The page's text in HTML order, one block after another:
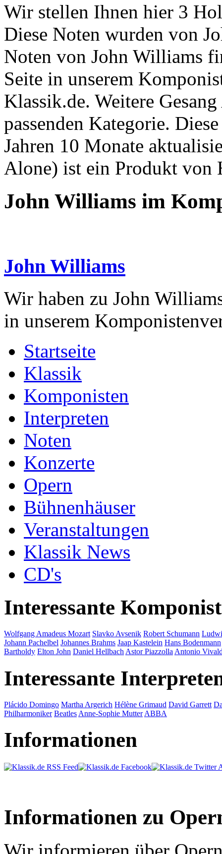
Wir stellen Ihnen hier 3
Diese Noten wurden von
Noten von John Williams
Seite in unserem
Klassik.de. Weitere
passenden Kategorie.
Jahren 10 Monate
Alone) ist ein Produkt
John Williams im
John Williams
Wir haben zu John
in unserem
Startseite
Klassik
Komponisten
Interpreten
Noten
Konzerte
Opern
Bühnenhäuser
Veranstaltungen
Klassik News
CD's
Interessante
Wolfgang Amadeus Mozart Slavko Avsenik Robert Schumann
Johann Pachelbel Johannes Brahms Jaap Kastelein Hans Bodenmann
Bartholdy Elton John Daniel Hellbach Astor Piazzolla Antonio
Interessante
Plácido Domingo Martha Argerich Hélène Grimaud David Garrett
Philharmoniker Beatles Anne-Sophie Mutter ABBA
Informationen
Informationen zu